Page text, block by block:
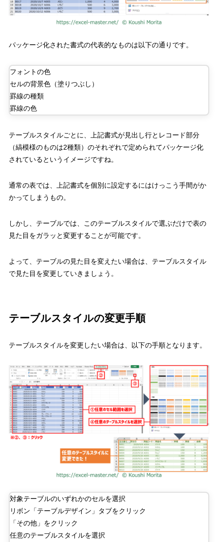
パッケージ化された書式の代表的なものは以下の通りです。
フォントの色
セルの背景色（塗りつぶし）
罫線の種類
罫線の色
テーブルスタイルごとに、上記書式が見出し行とレコード部分
（縞模様のものは2種類）のそれぞれで定められてパッケージ化
されているというイメージですね。
通常の表では、上記書式を個別に設定するにはけっこう手間がか
かってしまうもの。
しかし、 テーブルでは、このテーブルスタイルで選ぶだけで表の
見た目をガラッと変更することが可能です。
よって、テーブルの見た目を変えたい場合は、テーブルスタイル
で見た目を変更していきましょう。
テーブルスタイルの変更手順
テーブルスタイルを変更したい場合は、以下の手順となります。
対象テーブルのいずれかのセルを選択
リボン「テーブルデザイン」タブをクリック
「その他」をクリック
任意のテーブルスタイルを選択